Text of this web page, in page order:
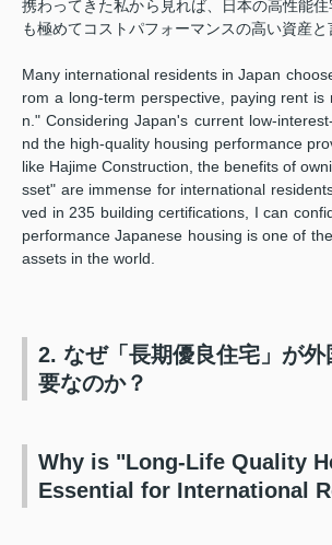
携わってきた私から見れば、日本の高性能
も極めてコストパフォーマンスの高い資産と
Many international residents in Japan
rom a long-term perspective, paying rent is
n." Considering Japan's current low-
nd the high-quality housing performance
like Hajime Construction, the benefits of
sset" are immense for international
ved in 235 building certifications, I can
performance Japanese housing is one of
assets in the world.
2. なぜ「長期優良住宅」が
要なのか？
Why is "Long-Life Quality
Essential for International